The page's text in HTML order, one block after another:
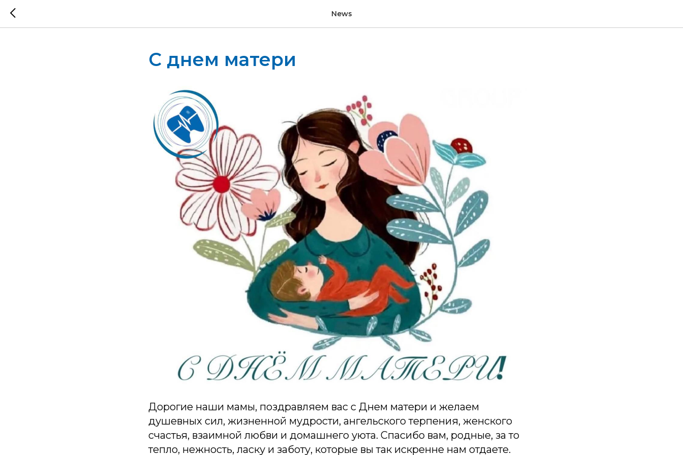
News
С днем матери
Дорогие наши мамы, поздравляем вас с Днем матери и желаем
душевных сил, жизненной мудрости, ангельского терпения, женского
счастья, взаимной любви и домашнего уюта. Спасибо вам, родные, за то
тепло, нежность, ласку и заботу, которые вы так искренне нам отдаете.